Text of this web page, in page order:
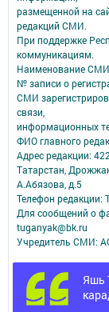
Яшь
размещенной на
редакций СМИ.
При поддержке
коммуникациям.
Наименование
№ записи о
СМИ
связи,
информационных
ФИО главного
Адрес редакции:
Татарстан,
А.Абязова, д.5
Телефон редакции:
Для сообщений о
tuganyak@bk.ru
Учредитель СМИ:
АО «ТАТМЕДИА»
удобства